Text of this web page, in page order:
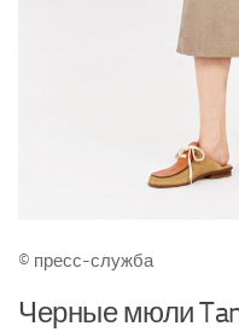
© пресс-служба
Черные мюли